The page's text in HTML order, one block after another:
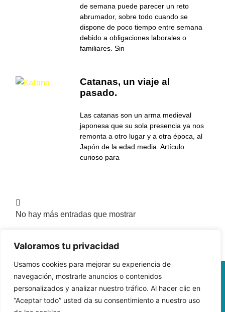
Valoramos tu privacidad
Usamos cookies para mejorar su experiencia de
navegación, mostrarle anuncios o contenidos
personalizados y analizar nuestro tráfico. Al hacer clic en
“Aceptar todo” usted da su consentimiento a nuestro uso
de semana puede parecer un reto
abrumador, sobre todo cuando se
dispone de poco tiempo entre semana
debido a obligaciones laborales o
familiares. Sin
Catanas, un viaje al
pasado.
Las catanas son un arma medieval
japonesa que su sola presencia ya nos
remonta a otro lugar y a otra época, al
Japón de la edad media. Artículo
curioso para
No hay más entradas que mostrar